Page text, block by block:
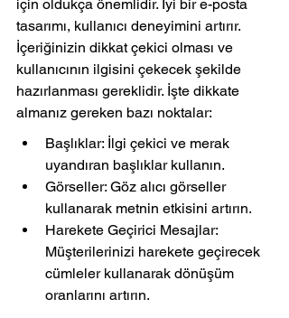
için oldukça önemlidir. İyi bir e-posta
tasarımı, kullanıcı deneyimini artırır.
İçeriğinizin dikkat çekici olması ve
kullanıcının ilgisini çekecek şekilde
hazırlanması gereklidir. İşte dikkate
almanız gereken bazı noktalar:
Başlıklar: İlgi çekici ve merak
uyandıran başlıklar kullanın.
Görseller: Göz alıcı görseller
kullanarak metnin etkisini artırın.
Harekete Geçirici Mesajlar:
Müşterilerinizi harekete geçirecek
cümleler kullanarak dönüşüm
oranlarını artırın.